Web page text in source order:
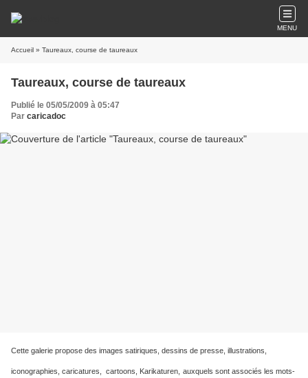
MENU
Accueil » Taureaux, course de taureaux
Taureaux, course de taureaux
Publié le 05/05/2009 à 05:47
Par caricadoc
Cette galerie propose des images satiriques, dessins de presse, illustrations,
iconographies, caricatures, cartoons, Karikaturen, auxquels sont associés les mots-